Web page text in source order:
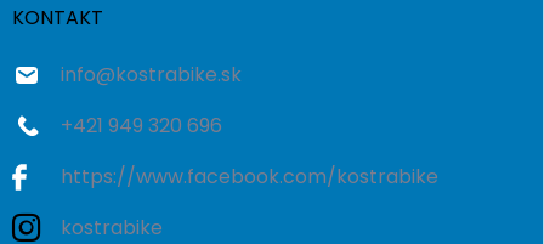
KONTAKT
info@kostrabike.sk
+421 949 320 696
https://www.facebook.com/kostrabike
kostrabike